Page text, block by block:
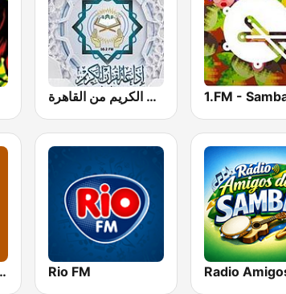
إذاعة القرآن الكريم من القاهرة
Rio FM